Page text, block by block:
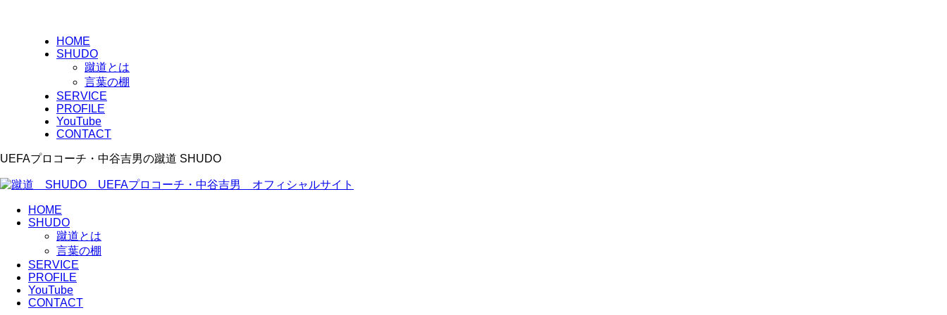
HOME
SHUDO
蹴道とは
言葉の棚
SERVICE
PROFILE
YouTube
CONTACT
UEFAプロコーチ・中谷吉男の蹴道 SHUDO
HOME
SHUDO
蹴道とは
言葉の棚
SERVICE
PROFILE
YouTube
CONTACT